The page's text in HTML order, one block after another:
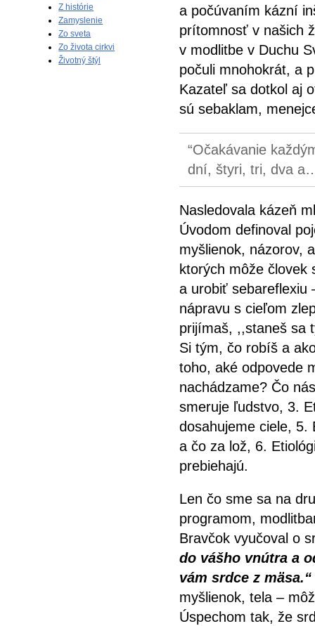
Z histórie
Zamyslenie
Zo sveta
Zo života cirkvi
Životný štýl
a počúvaním kázní
prítomnosť v našich
v modlitbe v Duchu
počuli mnohokrát, a
Kazateľ sa dotkol aj
sú sebaklam,
Očakávanie
dní, štyri, tri, dva
Nasledovala kázeň
Úvodom definoval
myšlienok, názorov,
ktorých môže človek
a urobiť sebareflexiu
nápravu s cieľom
prijímaš, ,,staneš sa
Si tým, čo robíš a
toho, aké odpovede
nachádzame? Čo
smeruje ľudstvo, 3.
dosahujeme ciele, 5.
a čo za lož, 6.
prebiehajú.
Len čo sme sa na
programom,
Bravčok vyučoval o
do vášho vnútra a
vám srdce z mäsa.“
myšlienok, tela –
Úspechom tak, že